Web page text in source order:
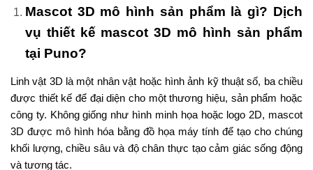
Mascot 3D mô hình sản phẩm là gì? Dịch
vụ thiết kế mascot 3D mô hình sản phẩm
tại Puno?
Linh vật 3D là một nhân vật hoặc hình ảnh kỹ thuật số, ba chiều
được thiết kế để đại diện cho một thương hiệu, sản phẩm hoặc
công ty. Không giống như hình minh họa hoặc logo 2D, mascot
3D được mô hình hóa bằng đồ họa máy tính để tạo cho chúng
khối lượng, chiều sâu và độ chân thực tạo cảm giác sống động
và tương tác.